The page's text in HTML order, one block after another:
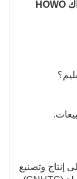
إنتاج وتصنيع